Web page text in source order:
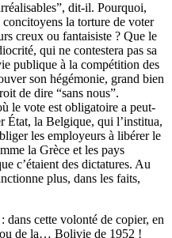
dit-il. Pourquoi,
la torture de voter
creux ou fantaisiste ? Que le
qui ne contestera pas sa
publique à la compétition des
son hégémonie, grand bien
de dire “sans nous”.
le vote est obligatoire a peut-
État, la Belgique, qui l’institua,
les employeurs à libérer le
la Grèce et les pays
c’étaient des dictatures. Au
plus, dans les faits,
dans cette volonté de copier, en
de la… Bolivie de 1952 !